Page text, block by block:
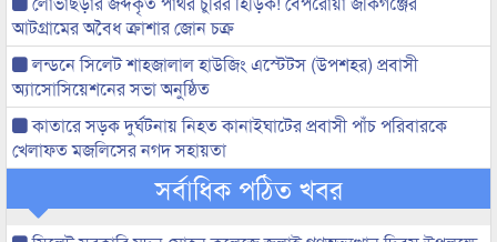
আটগ্রামের অবৈধ ক্রাশার জোন চক্র
লন্ডনে সিলেট শাহজালাল হাউজিং এস্টেটস (উপশহর) প্রবাসী
অ্যাসোসিয়েশনের সভা অনুষ্ঠিত
কাতারে সড়ক দুর্ঘটনায় নিহত কানাইঘাটের প্রবাসী পাঁচ পরিবারকে
খেলাফত মজলিসের নগদ সহায়তা
সর্বাধিক পঠিত খবর